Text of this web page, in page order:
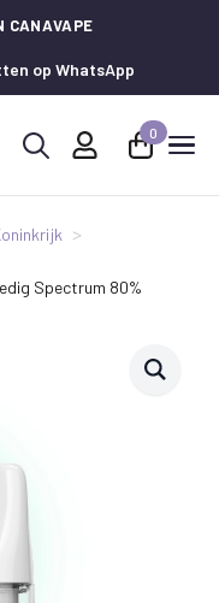
CANAVAPE
op WhatsApp
0
Spectrum 80%